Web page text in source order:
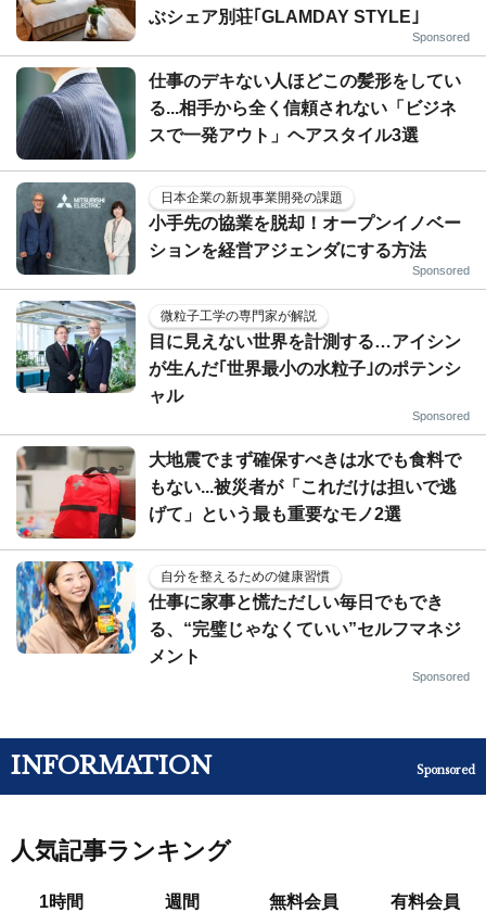
ぶシェア別荘｢GLAMDAY STYLE｣
Sponsored
仕事のデキない人ほどこの髪形をしてい
る...相手から全く信頼されない「ビジネ
スで一発アウト」ヘアスタイル3選
日本企業の新規事業開発の課題
小手先の協業を脱却！オープンイノベー
ションを経営アジェンダにする方法
Sponsored
微粒子工学の専門家が解説
目に見えない世界を計測する…アイシン
が生んだ｢世界最小の水粒子｣のポテンシ
ャル
Sponsored
大地震でまず確保すべきは水でも食料で
もない...被災者が「これだけは担いで逃
げて」という最も重要なモノ2選
自分を整えるための健康習慣
仕事に家事と慌ただしい毎日でもでき
る、“完璧じゃなくていい”セルフマネジ
メント
Sponsored
INFORMATION Sponsored
人気記事ランキング
1時間 週間 無料会員 有料会員